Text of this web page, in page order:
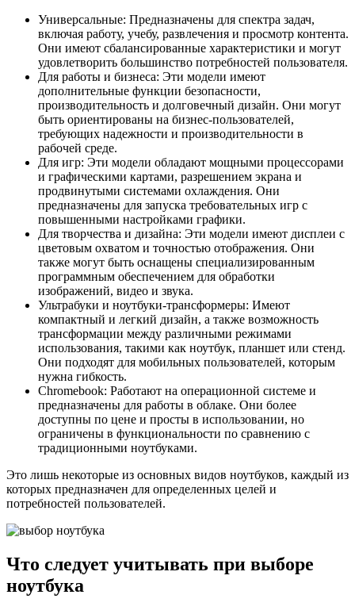
Универсальные: Предназначены для спектра задач,
включая работу, учебу, развлечения и просмотр контента.
Они имеют сбалансированные характеристики и могут
удовлетворить большинство потребностей пользователя.
Для работы и бизнеса: Эти модели имеют
дополнительные функции безопасности,
производительность и долговечный дизайн. Они могут
быть ориентированы на бизнес-пользователей,
требующих надежности и производительности в
рабочей среде.
Для игр: Эти модели обладают мощными процессорами
и графическими картами, разрешением экрана и
продвинутыми системами охлаждения. Они
предназначены для запуска требовательных игр с
повышенными настройками графики.
Для творчества и дизайна: Эти модели имеют дисплеи с
цветовым охватом и точностью отображения. Они
также могут быть оснащены специализированным
программным обеспечением для обработки
изображений, видео и звука.
Ультрабуки и ноутбуки-трансформеры: Имеют
компактный и легкий дизайн, а также возможность
трансформации между различными режимами
использования, такими как ноутбук, планшет или стенд.
Они подходят для мобильных пользователей, которым
нужна гибкость.
Chromebook: Работают на операционной системе и
предназначены для работы в облаке. Они более
доступны по цене и просты в использовании, но
ограничены в функциональности по сравнению с
традиционными ноутбуками.
Это лишь некоторые из основных видов ноутбуков, каждый из
которых предназначен для определенных целей и
потребностей пользователей.
Что следует учитывать при выборе
ноутбука